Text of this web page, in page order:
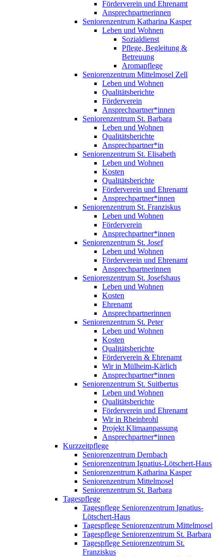
Förderverein und Ehrenamt
Ansprechpartnerinnen
Seniorenzentrum Katharina Kasper
Leben und Wohnen
Sozialdienst
Pflege, Begleitung &
Betreuung
Aromapflege
Seniorenzentrum Mittelmosel Zell
Leben und Wohnen
Qualitätsberichte
Förderverein
Ansprechpartner*innen
Seniorenzentrum St. Barbara
Leben und Wohnen
Qualitätsberichte
Ansprechpartner*in
Seniorenzentrum St. Elisabeth
Leben und Wohnen
Kosten
Qualitätsberichte
Förderverein und Ehrenamt
Ansprechpartner*innen
Seniorenzentrum St. Franziskus
Leben und Wohnen
Förderverein
Ansprechpartner*innen
Seniorenzentrum St. Josef
Leben und Wohnen
Förderverein und Ehrenamt
Ansprechpartnerinnen
Seniorenzentrum St. Josefshaus
Leben und Wohnen
Kosten
Ehrenamt
Ansprechpartnerinnen
Seniorenzentrum St. Peter
Leben und Wohnen
Kosten
Qualitätsberichte
Förderverein & Ehrenamt
Wir in Mülheim-Kärlich
Ansprechpartner*innen
Seniorenzentrum St. Suitbertus
Leben und Wohnen
Qualitätsberichte
Förderverein und Ehrenamt
Wir in Rheinbrohl
Projekt Klimaanpassung
Ansprechpartner*innen
Kurzzeitpflege
Seniorenzentrum Dernbach
Seniorenzentrum Ignatius-Lötschert-Haus
Seniorenzentrum Katharina Kasper
Seniorenzentrum Mittelmosel
Seniorenzentrum St. Barbara
Tagespflege
Tagespflege Seniorenzentrum Ignatius-
Lötschert-Haus
Tagespflege Seniorenzentrum Mittelmosel
Tagespflege Seniorenzentrum St. Barbara
Tagespflege Seniorenzentrum St.
Franziskus